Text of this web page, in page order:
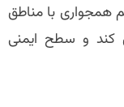
همجواری با مناطق
کند و سطح ایمنی